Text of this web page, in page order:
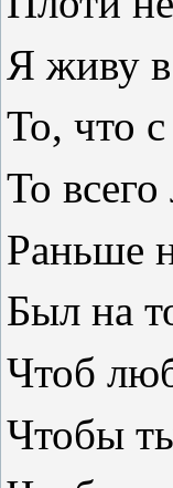
Я живу
То, что
То
Раньше
Был на
Чтоб
Чтобы